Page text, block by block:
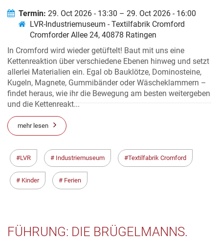
Termin: 29. Oct 2026 - 13:30 – 29. Oct 2026 - 16:00
LVR-Industriemuseum - Textilfabrik Cromford
Cromforder Allee 24, 40878 Ratingen
In Cromford wird wieder getüftelt! Baut mit uns eine
Kettenreaktion über verschiedene Ebenen hinweg und setzt
allerlei Materialien ein. Egal ob Bauklötze, Dominosteine,
Kugeln, Magnete, Gummibänder oder Wäscheklammern –
findet heraus, wie ihr die Bewegung am besten weitergeben
und die Kettenreakt...
mehr lesen
LVR Industriemuseum Textilfabrik Cromford
Kinder Ferien
FÜHRUNG: DIE BRÜGELMANNS.